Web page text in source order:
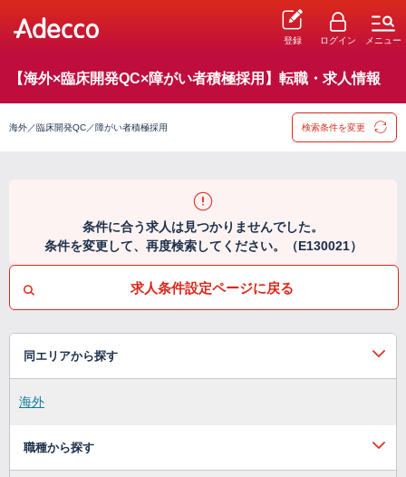
登録 ログイン メニュー
【海外×臨床開発QC×障がい者積極採用】転職・求人情報
海外／臨床開発QC／障がい者積極採用 検索条件を変更
条件に合う求人は見つかりませんでした。
条件を変更して、再度検索してください。（E130021）
求人条件設定ページに戻る
同エリアから探す
海外
職種から探す